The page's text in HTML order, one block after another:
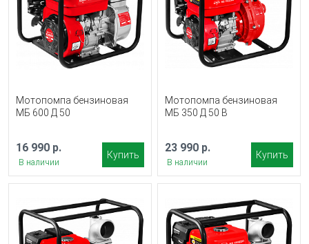
Мотопомпа бензиновая
МБ 600 Д 50
16 990 р.
В наличии
Купить
Мотопомпа бензиновая
МБ 350 Д 50 В
23 990 р.
В наличии
Купить